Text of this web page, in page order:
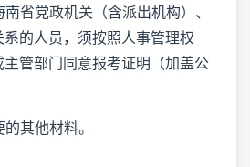
南省党政机关（含派出机构）、
的人员，须按照人事管理权
管部门同意报考证明（加盖公
其他材料。